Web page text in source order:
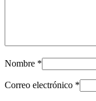
Nombre *
Correo electrónico *